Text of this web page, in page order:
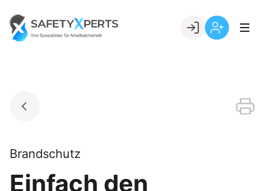
content
Go to landing page.
Brandschutz
Einfach den